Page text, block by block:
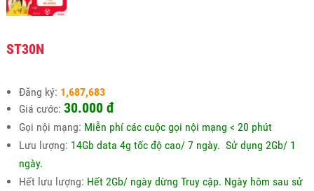
ST30N
Đăng ký: 1,687,683
Giá cước: 30.000 đ
Gọi nội mạng: Miễn phí các cuộc gọi nội mạng < 20 phút
Lưu lượng: 14Gb data 4g tốc độ cao/ 7 ngày. Sử dụng 2Gb/ 1
ngày.
Hết lưu lượng: Hết 2Gb/ ngày dừng Truy cập. Ngày hôm sau sử